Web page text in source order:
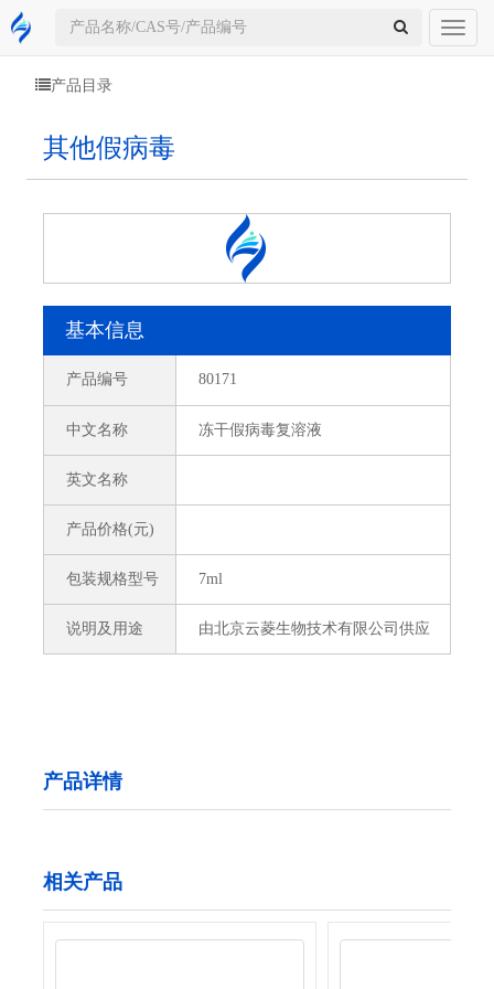
Toggle
产品目录
其他假病毒
基本信息
产品编号 80171
中文名称 冻干假病毒复溶液
英文名称
产品价格(元)
包装规格型号 7ml
说明及用途 由北京云菱生物技术有限公司供应
产品详情
相关产品